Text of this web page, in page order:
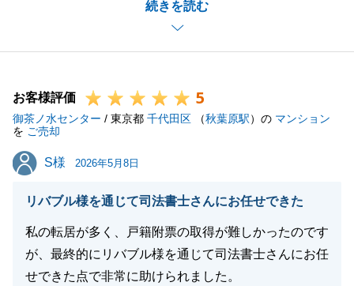
続きを読む
きかったかと存じますが、迅速にご対応頂きスムーズ
に取引を進める事が出来ました。
今後とも不動産に関するお困り事があれば何なりとお
引き続きよろしくお願いいたします。
お客様評価 5
御茶ノ水センター / 東京都 千代田区 （秋葉原駅）の マンション
を ご売却
S様
S様 2026年5月8日
リバブル様を通じて司法書士さんにお任せできた
私の転居が多く、戸籍附票の取得が難しかったのです
が、最終的にリバブル様を通じて司法書士さんにお任
せできた点で非常に助けられました。